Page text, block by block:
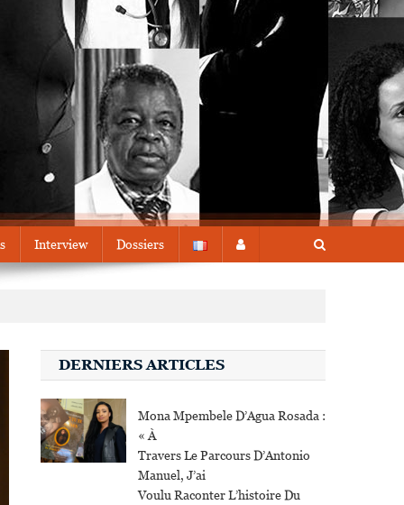
Interview Dossiers
DERNIERS ARTICLES
Mona Mpembele D’Agua Rosada :
« À
Travers Le Parcours D’Antonio
Manuel, J’ai
Voulu Raconter L’histoire Du